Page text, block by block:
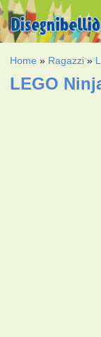
Home » Ragazzi »
LEGO